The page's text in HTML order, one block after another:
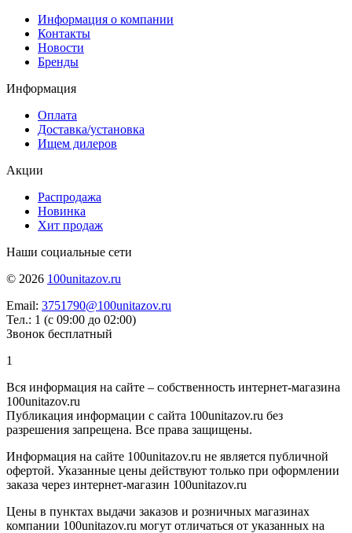
Информация о компании
Контакты
Новости
Бренды
Информация
Оплата
Доставка/установка
Ищем дилеров
Акции
Распродажа
Новинка
Хит продаж
Наши социальные сети
© 2026 100unitazov.ru
Email: 3751790@100unitazov.ru
Тел.: 1 (с 09:00 до 02:00)
Звонок бесплатный
1
Вся информация на сайте – собственность интернет-магазина
100unitazov.ru
Публикация информации с сайта 100unitazov.ru без
разрешения запрещена. Все права защищены.
Информация на сайте 100unitazov.ru не является публичной
офертой. Указанные цены действуют только при оформлении
заказа через интернет-магазин 100unitazov.ru
Цены в пунктах выдачи заказов и розничных магазинах
компании 100unitazov.ru могут отличаться от указанных на